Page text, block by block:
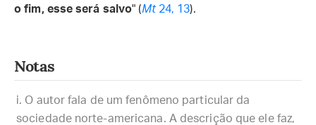
o fim, esse será salvo" (Mt24, 13).
Notas
O autor fala de um fenômeno particular da
sociedade norte-americana. A descrição que ele faz,